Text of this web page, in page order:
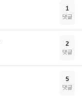
1
댓글
2
댓글
5
댓글